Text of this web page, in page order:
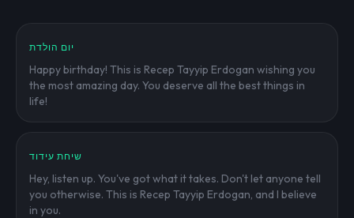
יום הולדת
Happy birthday! This is Recep Tayyip Erdogan wishing you
the most amazing day. You deserve all the best things in
life!
שיחת עידוד
Hey, listen up. You've got what it takes. Don't let anyone tell
you otherwise. This is Recep Tayyip Erdogan, and I believe
in you.